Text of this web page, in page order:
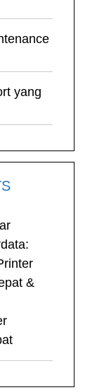
yang
&